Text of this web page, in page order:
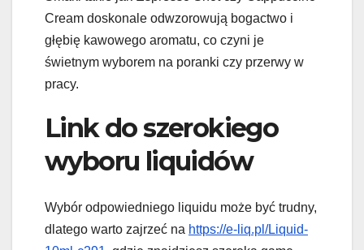
Cream doskonale odwzorowują bogactwo i
głębię kawowego aromatu, co czyni je
świetnym wyborem na poranki czy przerwy w
pracy.
Link do szerokiego
wyboru liquidów
Wybór odpowiedniego liquidu może być trudny,
dlatego warto zajrzeć na https://e-liq.pl/Liquid-